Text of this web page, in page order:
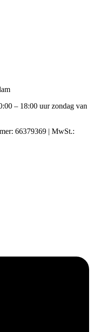
– 18:00 uur zondag van
66379369 | MwSt.: